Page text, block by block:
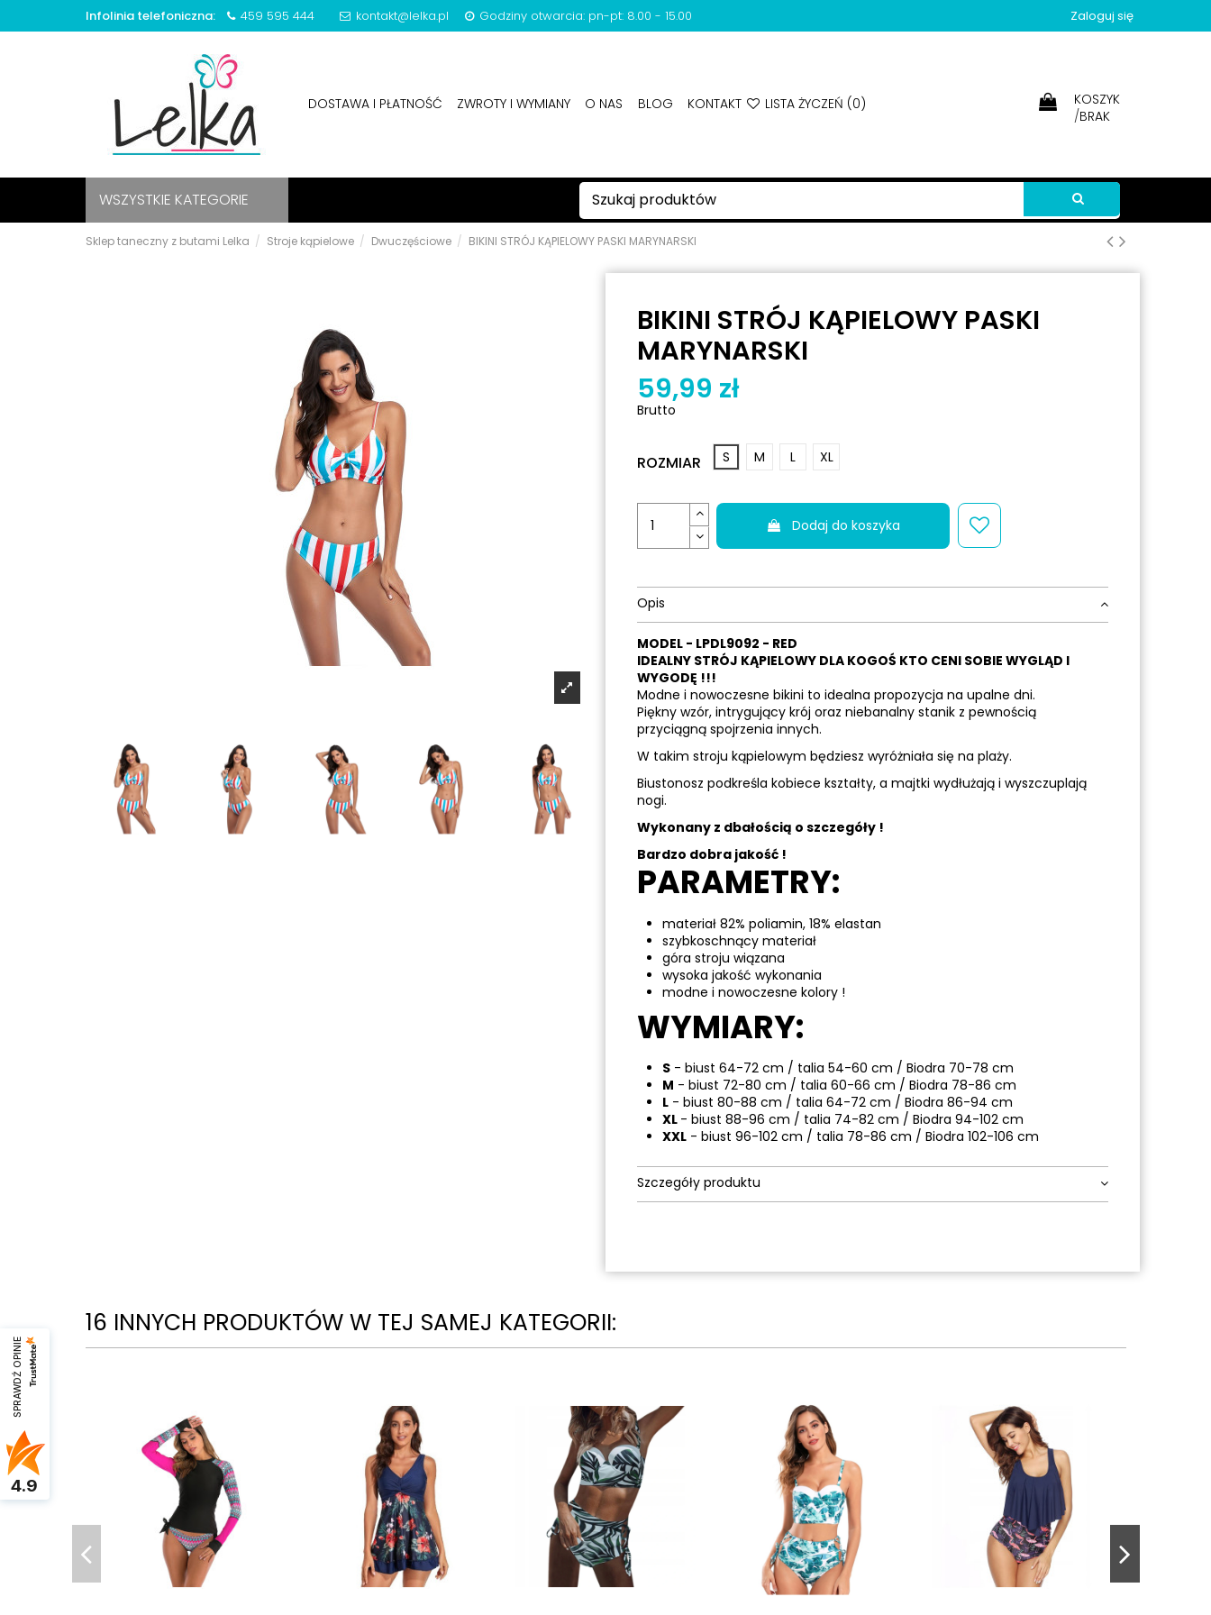
Infolinia telefoniczna: 459 595 444 kontakt@lelka.pl Godziny otwarcia: pn-pt: 8.00 - 15.00 Zaloguj się
DOSTAWA I PŁATNOŚĆ ZWROTY I WYMIANY O NAS BLOG KONTAKT LISTA ŻYCZEŃ (0)
KOSZYK
/BRAK
WSZYSTKIE KATEGORIE
Sklep taneczny z butami Lelka Stroje kąpielowe Dwuczęściowe BIKINI STRÓJ KĄPIELOWY PASKI MARYNARSKI
BIKINI STRÓJ KĄPIELOWY PASKI
MARYNARSKI
59,99 zł
Brutto
ROZMIAR S M L XL
Dodaj do koszyka
Opis
MODEL - LPDL9092 - RED
IDEALNY STRÓJ KĄPIELOWY DLA KOGOŚ KTO CENI SOBIE WYGLĄD I
WYGODĘ !!!
Modne i nowoczesne bikini to idealna propozycja na upalne dni.
Piękny wzór, intrygujący krój oraz niebanalny stanik z pewnością
przyciągną spojrzenia innych.
W takim stroju kąpielowym będziesz wyróżniała się na plaży.
Biustonosz podkreśla kobiece kształty, a majtki wydłużają i wyszczuplają
nogi.
Wykonany z dbałością o szczegóły !
Bardzo dobra jakość !
PARAMETRY:
materiał 82% poliamin, 18% elastan
szybkoschnący materiał
góra stroju wiązana
wysoka jakość wykonania
modne i nowoczesne kolory !
WYMIARY:
S - biust 64-72 cm / talia 54-60 cm / Biodra 70-78 cm
M - biust 72-80 cm / talia 60-66 cm / Biodra 78-86 cm
L - biust 80-88 cm / talia 64-72 cm / Biodra 86-94 cm
XL - biust 88-96 cm / talia 74-82 cm / Biodra 94-102 cm
XXL - biust 96-102 cm / talia 78-86 cm / Biodra 102-106 cm
Szczegóły produktu
16 INNYCH PRODUKTÓW W TEJ SAMEJ KATEGORII:
SPRAWDŹ OPINIE
4.9